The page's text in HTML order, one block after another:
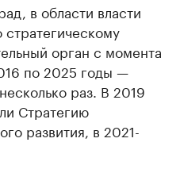
в области власти
стратегическому
орган с момента
по 2025 годы —
раз. В 2019
Стратегию
развития, в 2021-